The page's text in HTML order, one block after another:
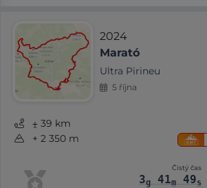
2024
Marató
Ultra Pirineu
5 října
⨦ 39 km
+ 2 350 m
Čistý čas
3g41m49s